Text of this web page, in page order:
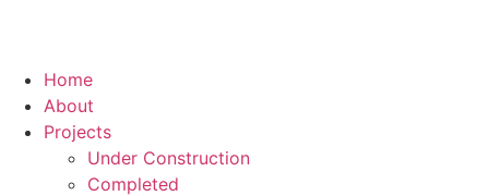
Home
About
Projects
Under Construction
Completed